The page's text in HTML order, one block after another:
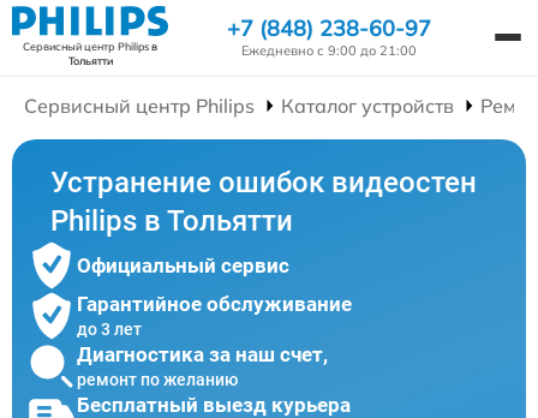
Сервисный центр Philipsв
Тольятти
+7 (848) 238-60-97
Ежедневно с 9:00 до 21:00
Сервисный центр Philips Каталог устройств
Устранение ошибок видеостен
Philips в Тольятти
Официальный сервис
Гарантийное обслуживание
до 3 лет
Диагностика за наш счет,
ремонт по желанию
Бесплатный выезд курьера